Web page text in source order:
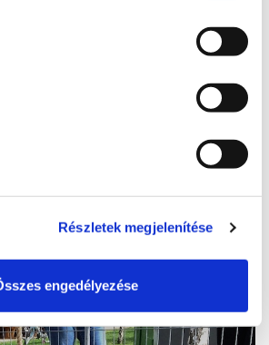
Részletek megjelenítése
engedélyezése
BŐVEBBEN